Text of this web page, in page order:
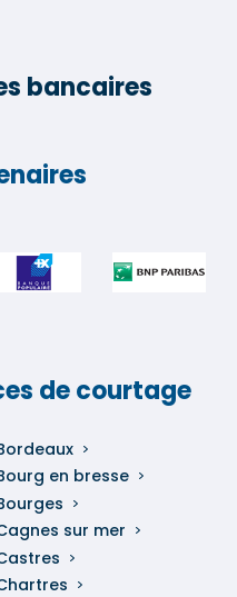
bancaires
de courtage
en bresse
sur mer